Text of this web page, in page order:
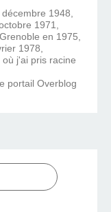
1948,
1971,
en 1975,
1978,
j'ai pris racine
portail Overblog